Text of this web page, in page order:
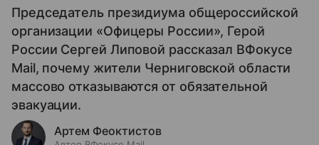
Председатель президиума общероссийской
организации «Офицеры России», Герой
России Сергей Липовой рассказал ВФокусе
Mail, почему жители Черниговской области
массово отказываются от обязательной
эвакуации.
Артем Феоктистов